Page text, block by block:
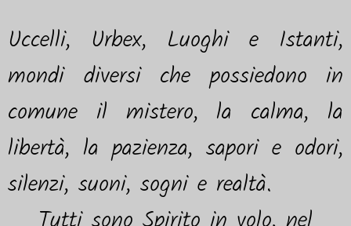
Uccelli, Urbex, Luoghi e Istanti,
mondi diversi che possiedono in
comune il mistero, la calma, la
libertà, la pazienza, sapori e odori,
silenzi, suoni, sogni e realtà.